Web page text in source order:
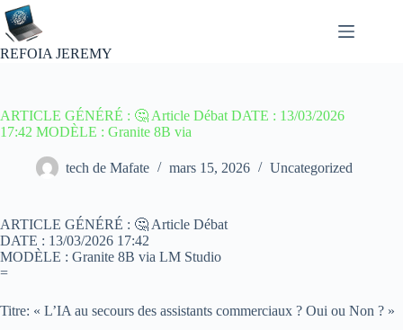
Passer
au
contenu
REFOIA JEREMY
ARTICLE GÉNÉRÉ : 🤔 Article Débat DATE : 13/03/2026
17:42 MODÈLE : Granite 8B via
tech de Mafate mars 15, 2026 Uncategorized
ARTICLE GÉNÉRÉ : 🤔 Article Débat
DATE : 13/03/2026 17:42
MODÈLE : Granite 8B via LM Studio
=
Titre: « L’IA au secours des assistants commerciaux ? Oui ou Non ? »